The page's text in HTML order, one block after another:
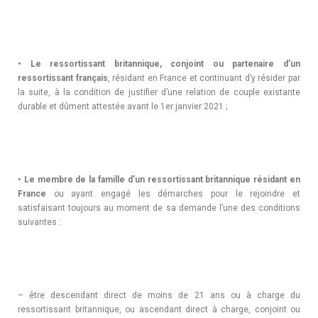
• Le ressortissant britannique, conjoint ou partenaire d’un
ressortissant français , résidant en France et continuant d’y résider par
la suite, à la condition de justifier d’une relation de couple existante
durable et dûment attestée avant le 1er janvier 2021 ;
• Le membre de la famille d’un ressortissant britannique résidant en
France ou ayant engagé les démarches pour le rejoindre et
satisfaisant toujours au moment de sa demande l’une des conditions
suivantes :
– être descendant direct de moins de 21 ans ou à charge du
ressortissant britannique, ou ascendant direct à charge, conjoint ou